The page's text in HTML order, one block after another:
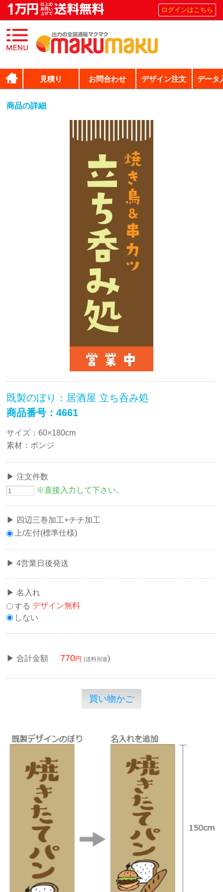
ログインはこちら
見積り お問合わせ デザイン注文 データ
商品の詳細
既製のぼり：居酒屋 立ち呑み処
商品番号：4661
サイズ：60×180cm
素材：ポンジ
注文件数
※直接入力して下さい。
四辺三巻加工+チチ加工
上/左付(標準仕様)
4営業日後発送
名入れ
する デザイン無料
しない
合計金額 770 (送料別途)